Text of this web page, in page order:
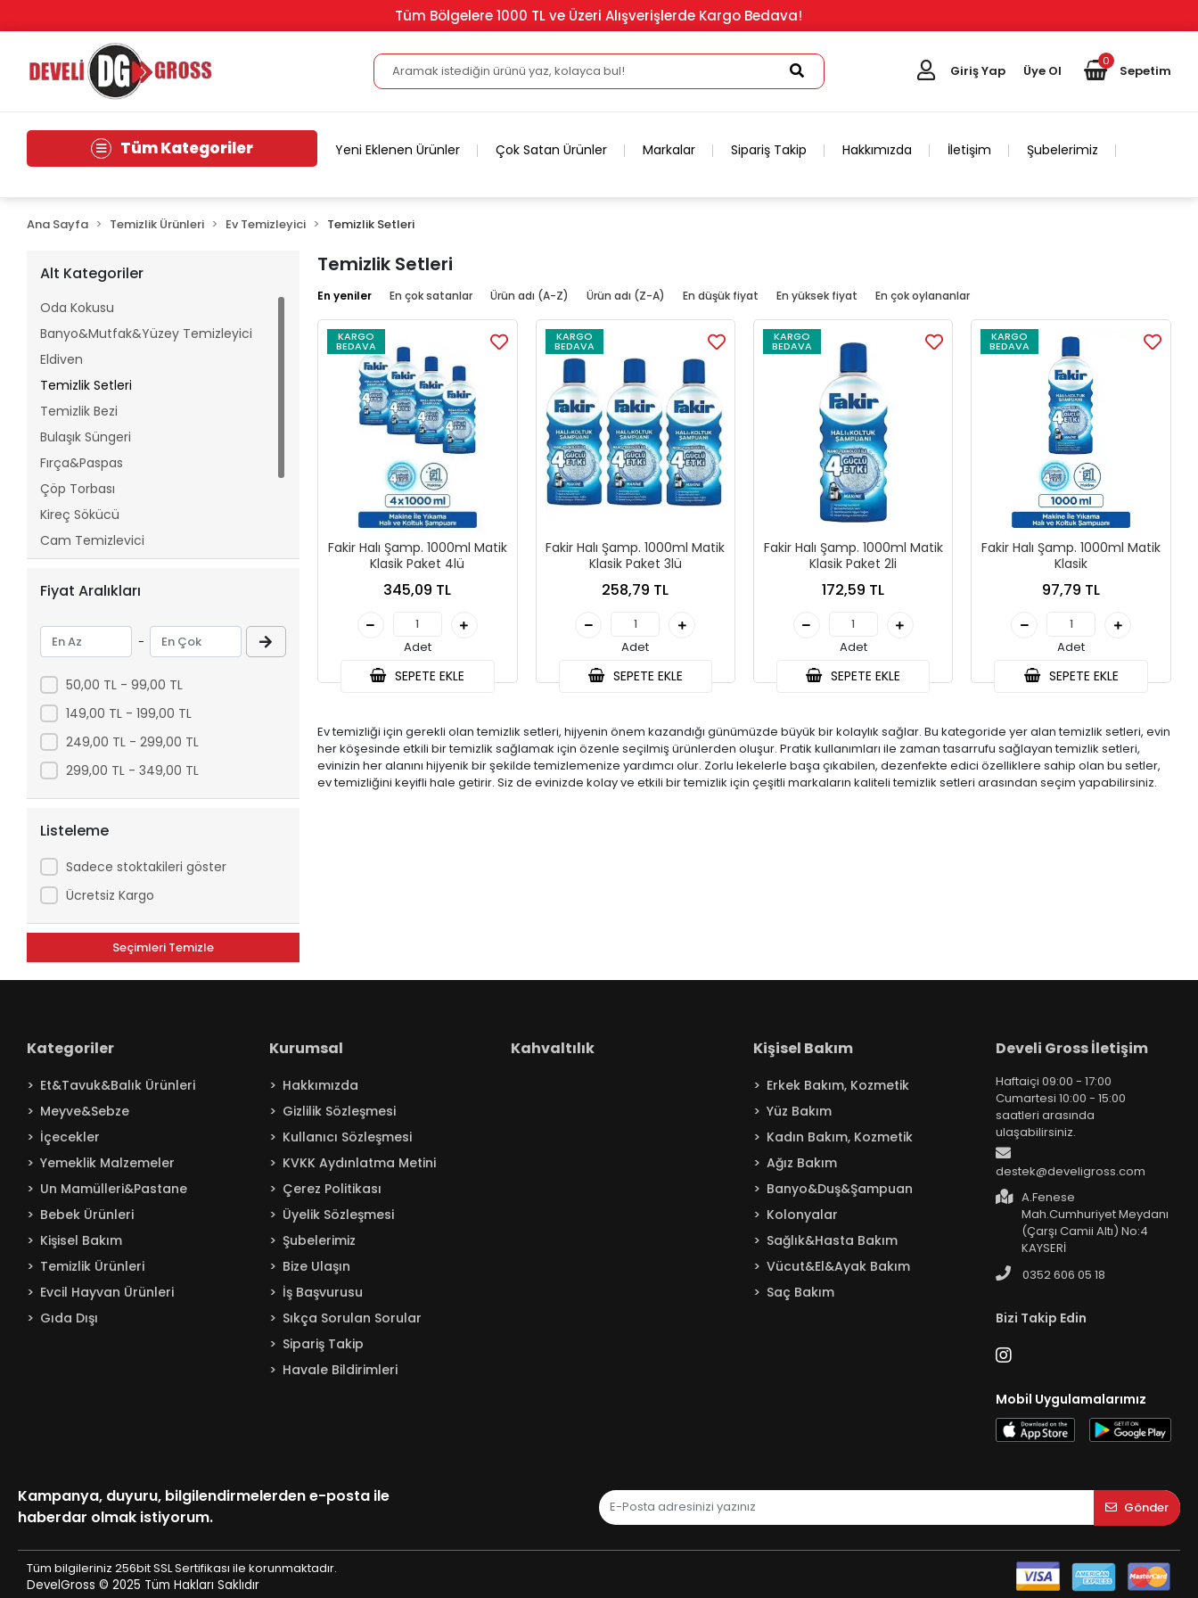
Tüm Bölgelere 1000 TL ve Üzeri Alışverişlerde Kargo Bedava!
Giriş Yap Üye Ol
0
Sepetim
Tüm Kategoriler Yeni Eklenen Ürünler Çok Satan Ürünler Markalar Sipariş Takip Hakkımızda İletişim Şubelerimiz
Ana Sayfa Temizlik Ürünleri Ev Temizleyici Temizlik Setleri
Alt Kategoriler
Oda Kokusu
Banyo&Mutfak&Yüzey Temizleyici
Eldiven
Temizlik Setleri
Temizlik Bezi
Bulaşık Süngeri
Fırça&Paspas
Çöp Torbası
Kireç Sökücü
Cam Temizleyici
Lavabo Açıcı
Fiyat Aralıkları
-
50,00 TL - 99,00 TL
149,00 TL - 199,00 TL
249,00 TL - 299,00 TL
299,00 TL - 349,00 TL
Listeleme
Sadece stoktakileri göster
Ücretsiz Kargo
Seçimleri Temizle
Temizlik Setleri
En yeniler En çok satanlar Ürün adı (A-Z) Ürün adı (Z-A) En düşük fiyat En yüksek fiyat En çok oylananlar
KARGO
BEDAVA
Fakir Halı Şamp. 1000ml Matik
Klasik Paket 4lü
345,09 TL
Adet
SEPETE EKLE
KARGO
BEDAVA
Fakir Halı Şamp. 1000ml Matik
Klasik Paket 3lü
258,79 TL
Adet
SEPETE EKLE
KARGO
BEDAVA
Fakir Halı Şamp. 1000ml Matik
Klasik Paket 2li
172,59 TL
Adet
SEPETE EKLE
KARGO
BEDAVA
Fakir Halı Şamp. 1000ml Matik
Klasik
97,79 TL
Adet
SEPETE EKLE
Ev temizliği için gerekli olan temizlik setleri, hijyenin önem kazandığı günümüzde büyük bir kolaylık sağlar. Bu kategoride yer alan temizlik setleri, evin
her köşesinde etkili bir temizlik sağlamak için özenle seçilmiş ürünlerden oluşur. Pratik kullanımları ile zaman tasarrufu sağlayan temizlik setleri,
evinizin her alanını hijyenik bir şekilde temizlemenize yardımcı olur. Zorlu lekelerle başa çıkabilen, dezenfekte edici özelliklere sahip olan bu setler,
ev temizliğini keyifli hale getirir. Siz de evinizde kolay ve etkili bir temizlik için çeşitli markaların kaliteli temizlik setleri arasından seçim yapabilirsiniz.
Kategoriler
Et&Tavuk&Balık Ürünleri
Meyve&Sebze
İçecekler
Yemeklik Malzemeler
Un Mamülleri&Pastane
Bebek Ürünleri
Kişisel Bakım
Temizlik Ürünleri
Evcil Hayvan Ürünleri
Gıda Dışı
Kurumsal
Hakkımızda
Gizlilik Sözleşmesi
Kullanıcı Sözleşmesi
KVKK Aydınlatma Metini
Çerez Politikası
Üyelik Sözleşmesi
Şubelerimiz
Bize Ulaşın
İş Başvurusu
Sıkça Sorulan Sorular
Sipariş Takip
Havale Bildirimleri
Kahvaltılık Kişisel Bakım
Erkek Bakım, Kozmetik
Yüz Bakım
Kadın Bakım, Kozmetik
Ağız Bakım
Banyo&Duş&Şampuan
Kolonyalar
Sağlık&Hasta Bakım
Vücut&El&Ayak Bakım
Saç Bakım
Develi Gross İletişim
Haftaiçi 09:00 - 17:00
Cumartesi 10:00 - 15:00
saatleri arasında
ulaşabilirsiniz.
destek@develigross.com
A.Fenese
Mah.Cumhuriyet Meydanı
(Çarşı Camii Altı) No:4
KAYSERİ
0352 606 05 18
Bizi Takip Edin
Mobil Uygulamalarımız
Kampanya, duyuru, bilgilendirmelerden e-posta ile
haberdar olmak istiyorum.
Gönder
Tüm bilgileriniz 256bit SSL Sertifikası ile korunmaktadır.
DevelGross © 2025 Tüm Hakları Saklıdır